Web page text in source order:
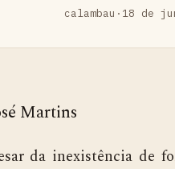
calambau · 18 de
Martins
de